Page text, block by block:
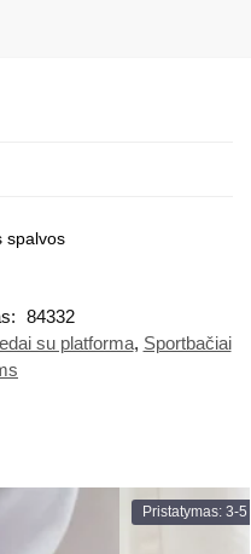
spalvos
84332
su platforma, Sportbačiai
Pristatymas: 3-